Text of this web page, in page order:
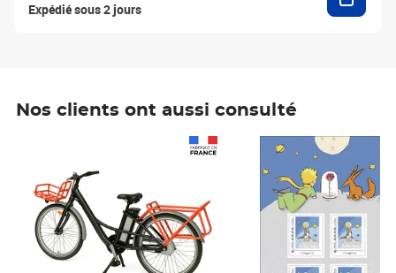
Expédié sous 2 jours
Nos clients ont aussi consulté
Prix 6,25€ HT